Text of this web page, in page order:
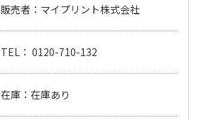
販売者：マイプリント株式会社
TEL： 0120-710-132
在庫：在庫あり